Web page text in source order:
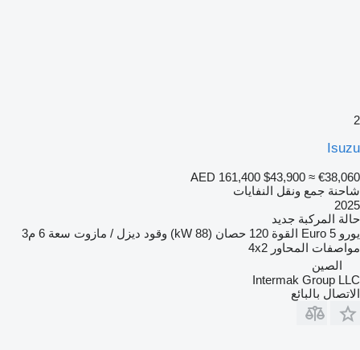
2
Isuzu
AED 161,400 $43,900 ≈ €38,060
شاحنة جمع ونقل النفايات
2025
حالة المركبة جديد
يورو Euro 5 القوة 120 حصان (88 kW) وقود ديزل / مازوت سعة 6 م3
مواصفات المحاور 4x2
الصين
Intermak Group LLC
الاتصال بالبائع